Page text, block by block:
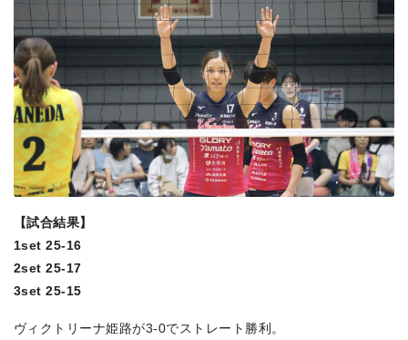
【試合結果】
1set 25-16
2set 25-17
3set 25-15
ヴィクトリーナ姫路が3-0でストレート勝利。